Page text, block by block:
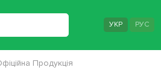
УКР РУС
Продукція